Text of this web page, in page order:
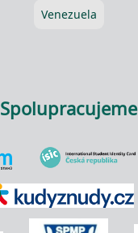
Venezuela
Spolupracujeme